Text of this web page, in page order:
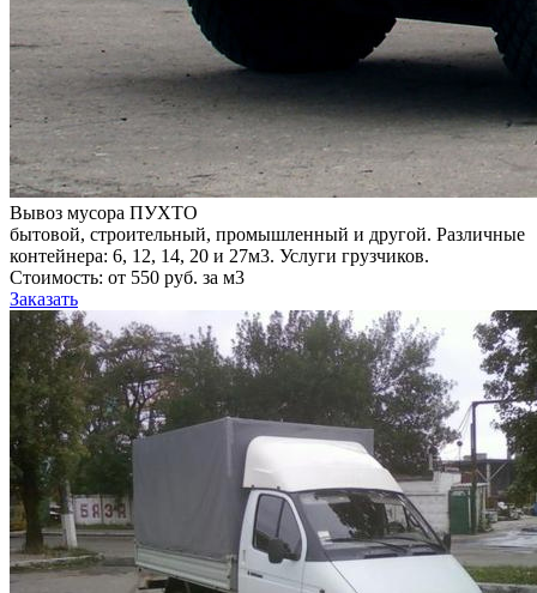
Вывоз мусора ПУХТО
бытовой, строительный, промышленный и другой. Различные
контейнера: 6, 12, 14, 20 и 27м3. Услуги грузчиков.
Стоимость: от 550 руб. за м3
Заказать